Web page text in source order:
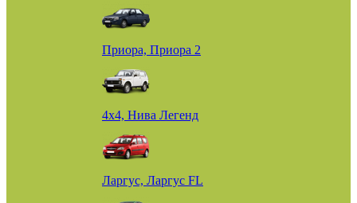
Приора, Приора 2
4х4, Нива Легенд
Ларгус, Ларгус FL